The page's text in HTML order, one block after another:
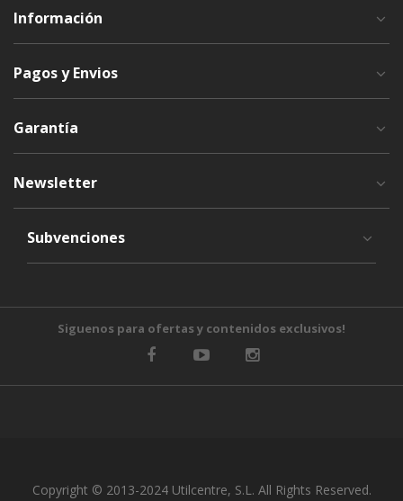
Información
Pagos y Envios
Garantía
Newsletter
Subvenciones
Siguenos para ofertas y contenidos exclusivos!
Copyright © 2013-2024 Utilcentre, S.L. All Rights Reserved.